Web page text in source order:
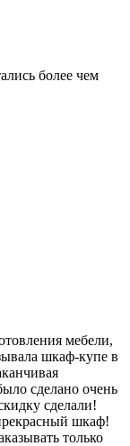
более чем
мебели,
шкаф-купе в
сделано очень
сделали!
шкаф!
только